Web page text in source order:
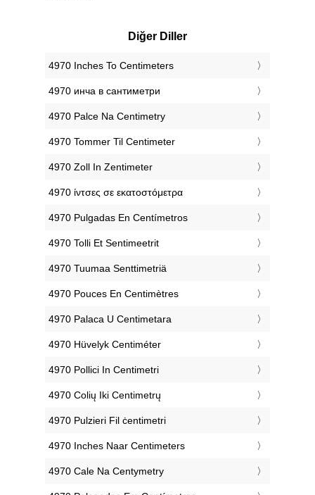
Diğer Diller
‎4970 Inches To Centimeters
‎4970 инча в сантиметри
‎4970 Palce Na Centimetry
‎4970 Tommer Til Centimeter
‎4970 Zoll In Zentimeter
‎4970 ίντσες σε εκατοστόμετρα
‎4970 Pulgadas En Centímetros
‎4970 Tolli Et Sentimeetrit
‎4970 Tuumaa Senttimetriä
‎4970 Pouces En Centimètres
‎4970 Palaca U Centimetara
‎4970 Hüvelyk Centiméter
‎4970 Pollici In Centimetri
‎4970 Colių Iki Centimetrų
‎4970 Pulzieri Fil ċentimetri
‎4970 Inches Naar Centimeters
‎4970 Cale Na Centymetry